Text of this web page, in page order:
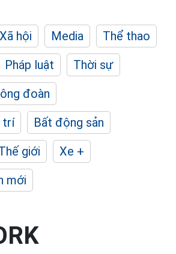
Xã hội Media
Thể thao
Pháp luật
Thời sự
đoàn
trí
Bất động sản
giới
Xe +
mới